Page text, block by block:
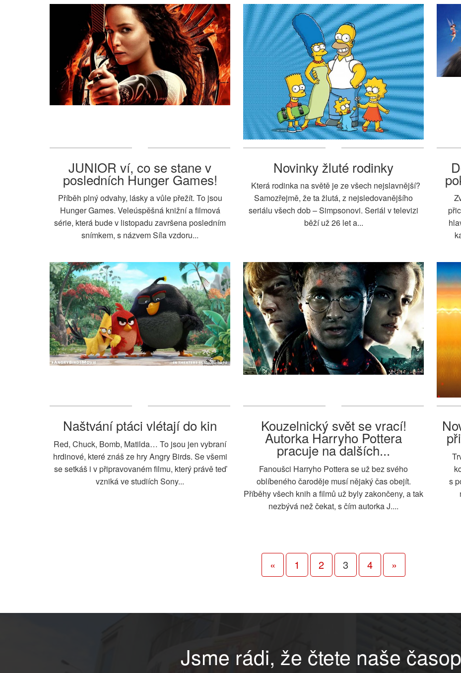
JUNIOR ví, co se stane v
posledních Hunger Games!
Příběh plný odvahy, lásky a vůle přežít. To jsou
Hunger Games. Veleúspěšná knižní a filmová
série, která bude v listopadu završena posledním
snímkem, s názvem Síla vzdoru...
Novinky žluté rodinky
Která rodinka na světě je ze všech nejslavnější?
Samozřejmě, že ta žlutá, z nejsledovanějšího
seriálu všech dob – Simpsonovi. Seriál v televizi
běží už 26 let a...
Naštvání ptáci vlétají do kin
Red, Chuck, Bomb, Matilda… To jsou jen vybraní
hrdinové, které znáš ze hry Angry Birds. Se všemi
se setkáš i v připravovaném filmu, který právě teď
vzniká ve studiích Sony...
Kouzelnický svět se vrací!
Autorka Harryho Pottera
pracuje na dalších...
Fanoušci Harryho Pottera se už bez svého
oblíbeného čaroděje musí nějaký čas obejít.
Příběhy všech knih a filmů už byly zakončeny, a tak
nezbývá než čekat, s čím autorka J....
s
« 1 2 3 4 »
Jsme rádi, že čtete naše